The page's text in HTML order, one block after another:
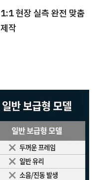
1:1 현장 실측 완전 맞춤
제작